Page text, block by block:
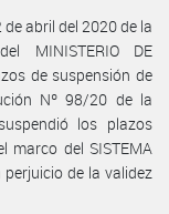
abril del 2020 de la
MINISTERIO DE
de suspensión de
Nº 98/20 de la
los plazos
marco del SISTEMA
perjuicio de la validez